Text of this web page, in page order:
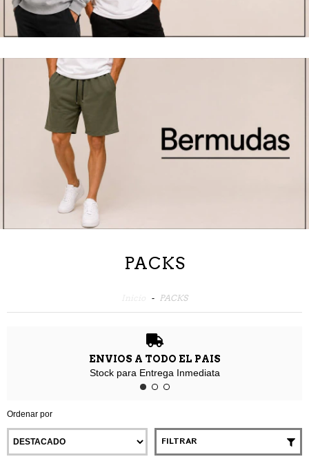
PACKS
- PACKS
ENVIOS A TODO EL PAIS
Stock para Entrega Inmediata
Ordenar por
FILTRAR